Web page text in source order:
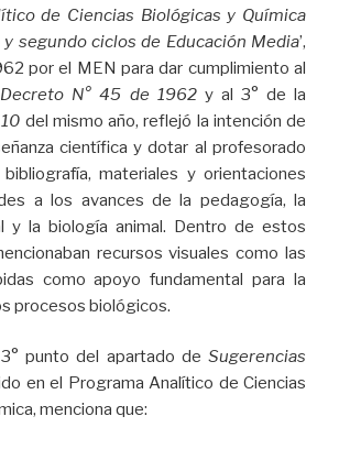
de Ciencias Biológicas y Química
segundo ciclos de Educación Media’,
por el MEN para dar cumplimiento al
Decreto N° 45 de 1962y al 3° de la
del mismo año, reflejó la intención de
científica y dotar al profesorado
materiales y orientaciones
a los avances de la pedagogía, la
y la biología animal. Dentro de estos
recursos visuales como las
como apoyo fundamental para la
procesos biológicos.
punto del apartado de Sugerencias
en el Programa Analítico de Ciencias
menciona que: